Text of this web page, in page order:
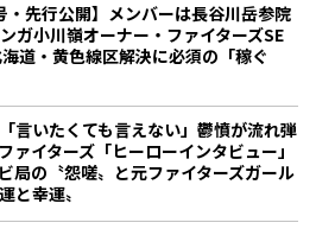
・先行公開】メンバーは長谷川岳参院
小川嶺オーナー・ファイターズSE
道・黄色線区解決に必須の「稼ぐ
言いたくても言えない」鬱憤が流れ弾
イターズ「ヒーローインタビュー」
局の〝怨嗟〟と元ファイターズガール
と幸運〟